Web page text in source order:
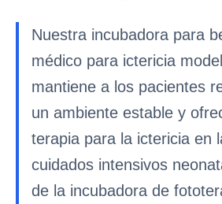
Nuestra incubadora para
médico para ictericia
mantiene a los pacientes
un ambiente estable y
terapia para la ictericia en
cuidados intensivos
de la incubadora de